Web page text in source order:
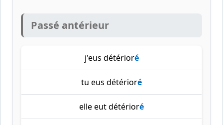
Passé antérieur
j'eus détérioré
tu eus détérioré
elle eut détérioré